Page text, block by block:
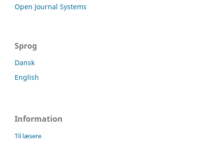
Open Journal Systems
Sprog
Dansk
English
Information
Til læsere